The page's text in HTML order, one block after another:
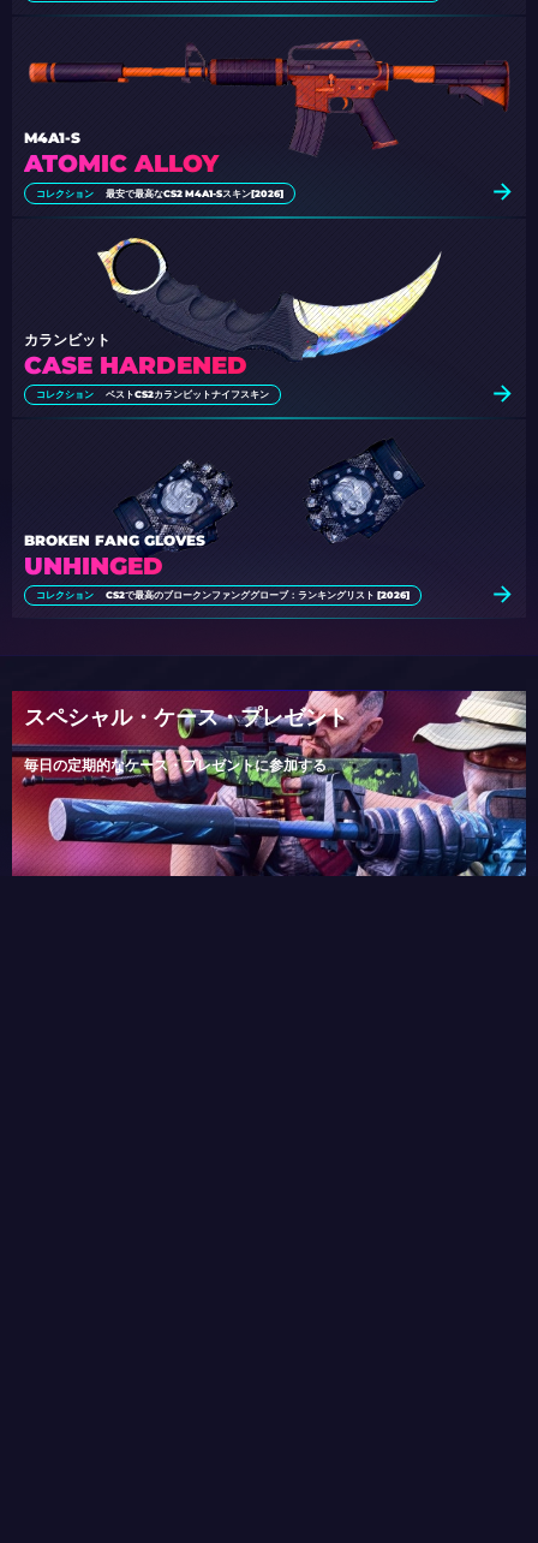
ATOMIC ALLOY
M4A1-S
コレクション 最安で最高なCS2 M4A1-Sスキン[2026]
CASE HARDENED
カランビット
コレクション ベストCS2カランビットナイフスキン
UNHINGED
BROKEN FANG GLOVES
コレクション CS2で最高のブロークンファンググローブ：ランキングリスト [2026]
スペシャル・ケース・プレゼント
毎日の定期的なケース・プレゼントに参加する